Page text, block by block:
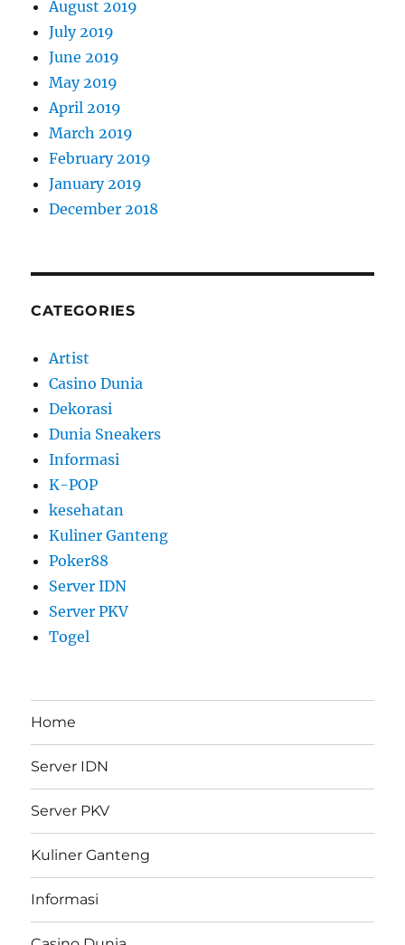
August 2019
July 2019
June 2019
May 2019
April 2019
March 2019
February 2019
January 2019
December 2018
CATEGORIES
Artist
Casino Dunia
Dekorasi
Dunia Sneakers
Informasi
K-POP
kesehatan
Kuliner Ganteng
Poker88
Server IDN
Server PKV
Togel
Home
Server IDN
Server PKV
Kuliner Ganteng
Informasi